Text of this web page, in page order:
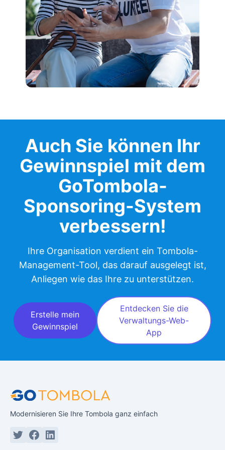
Auch Sie können Ihr
Gewinnspiel mit dem
GoTombola-
Sponsoring-System
verbessern!
Ihre Organisation verdient ein Tombola-
Management-Tool, das darauf ausgelegt ist,
Anliegen wie das Ihre zu unterstützen.
Erstelle mein
Gewinnspiel
Entdecken Sie die
Verwaltungs-Web-
App
Modernisieren Sie Ihre Tombola ganz einfach
Twitter or X
Facebook
Linkedin